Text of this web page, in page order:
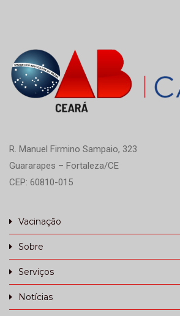
R. Manuel Firmino Sampaio, 323
Guararapes – Fortaleza/CE
CEP: 60810-015
Vacinação
Sobre
Serviços
Notícias